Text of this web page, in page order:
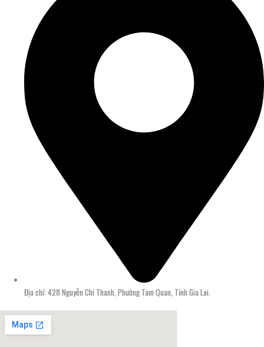
Địa chỉ: 428 Nguyễn Chí Thanh, Phường Tam Quan, Tỉnh Gia Lai.